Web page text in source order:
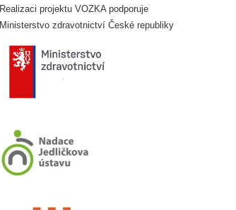
Realizaci projektu VOZKA podporuje
Ministerstvo zdravotnictví České republiky